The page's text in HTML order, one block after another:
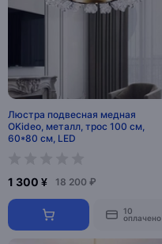
Люстра подвесная медная
OKideo, металл, трос 100 см,
60*80 см, LED
1 300 ¥ 18 200 ₽
10
оплачено